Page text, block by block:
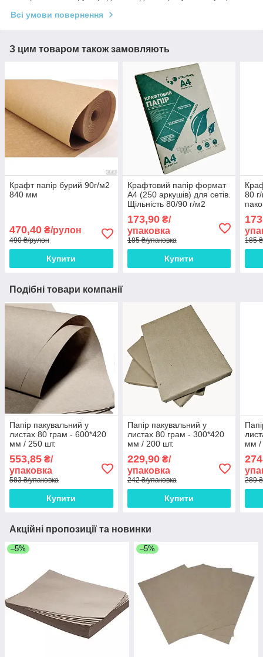
Всі умови повернення
З цим товаром також замовляють
Крафт папір бурий 90г/м2
840 мм
470,40 ₴/рулон
490 ₴/рулон
Купити
Крафтовий папір формат
А4 (250 аркушів) для сетів.
Щільність 80/90 г/м2
173,90₴/
упаковка
185 ₴/упаковка
Купити
80
185
Подібні товари компанії
Папір пакувальний у
листах 80 грам - 600*420
мм / 250 шт.
553,85 ₴/
упаковка
583 ₴/упаковка
Купити
Папір пакувальний у
листах 80 грам - 300*420
мм / 200 шт.
229,90₴/
упаковка
242 ₴/упаковка
Купити
мм /
289
Акційні пропозиції та новинки
–5% –5%